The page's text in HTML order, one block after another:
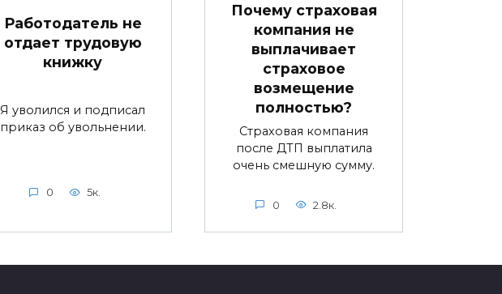
Работодатель не
отдает трудовую
книжку
Я уволился и подписал
приказ об увольнении.
0 5к.
Почему страховая
компания не
выплачивает
страховое
возмещение
полностью?
Страховая компания
после ДТП выплатила
очень смешную сумму.
0 2.8к.